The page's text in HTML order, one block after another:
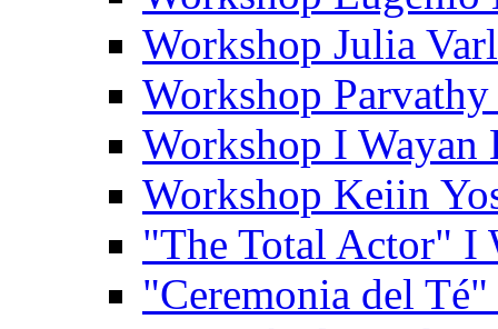
Workshop Julia
Workshop
Workshop I Wayan
Workshop Keiin
"The Total Actor" I
"Ceremonia del